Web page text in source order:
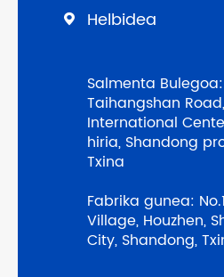
 Helbidea
Salmenta Bulegoa:
Taihangshan
International
hiria, Shandong
Txina
Fabrika gunea:
Village, Houzhen,
City, Shandong,